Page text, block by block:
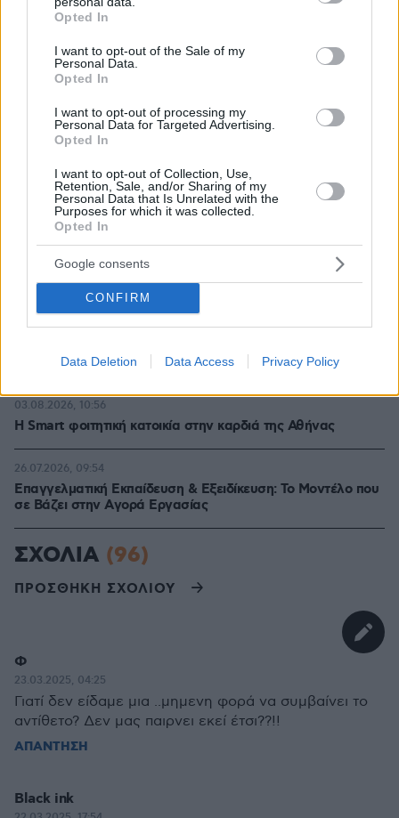
grant or deny consent to Google and its third-party tags to
use your data for below specified purposes in below Google
consent section.
Opted In
I want to opt-out of the Sale of my
Personal Data.
Opted In
I want to opt-out of processing my
Personal Data for Targeted Advertising.
Opted In
I want to opt-out of Collection, Use,
Retention, Sale, and/or Sharing of my
Personal Data that Is Unrelated with the
Purposes for which it was collected.
Opted In
Google consents
CONFIRM
Data Deletion Data Access Privacy Policy
Το μέλλον της τεχνολογίας
Η Smart φοιτητική κατοικία στην καρδιά της Αθήνας
03.08.2026, 10:56
Επαγγελματική Εκπαίδευση & Εξειδίκευση: Το Mοντέλο που
σε Bάζει στην Aγορά Eργασίας
26.07.2026, 09:54
ΣΧΟΛΙΑ (96)
ΠΡΟΣΘΗΚΗ ΣΧΟΛΙΟΥ
Φ
23.03.2025, 04:25
Γιατί δεν είδαμε μια ..μημενη φορά να συμβαίνει το
αντίθετο? Δεν μας παιρνει εκεί έτσι??!!
ΑΠΑΝΤΗΣΗ
Black ink